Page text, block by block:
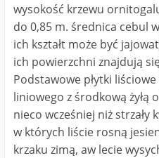
wysokość krzewu
do 0,85 m. średnica cebul
ich kształt może być
ich powierzchni znajdują
Podstawowe płytki
liniowego z środkową żyłą
nieco wcześniej niż strzały
w których liście rosną
krzaku zimą, aw lecie